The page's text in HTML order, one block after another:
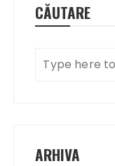
CĂUTARE
ARHIVA